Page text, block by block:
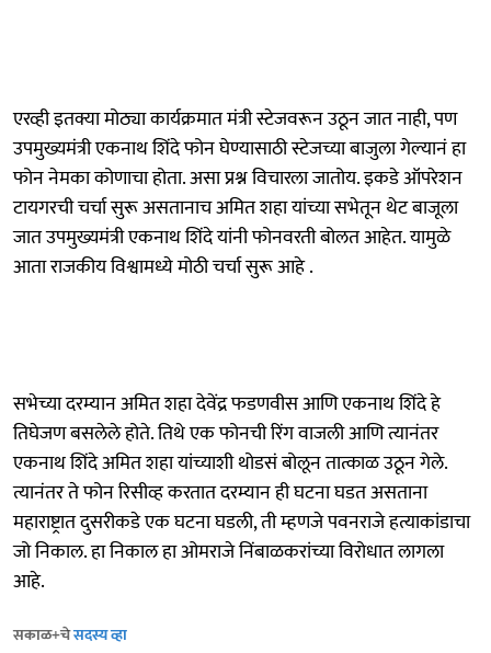
एरव्ही इतक्या मोठ्या कार्यक्रमात मंत्री स्टेजवरून उठून जात नाही, पण
उपमुख्यमंत्री एकनाथ शिंदे फोन घेण्यासाठी स्टेजच्या बाजुला गेल्यानं हा
फोन नेमका कोणाचा होता. असा प्रश्न विचारला जातोय. इकडे ऑपरेशन
टायगरची चर्चा सुरू असतानाच अमित शहा यांच्या सभेतून थेट बाजूला
जात उपमुख्यमंत्री एकनाथ शिंदे यांनी फोनवरती बोलत आहेत. यामुळे
आता राजकीय विश्वामध्ये मोठी चर्चा सुरू आहे .
सभेच्या दरम्यान अमित शहा देवेंद्र फडणवीस आणि एकनाथ शिंदे हे
तिघेजण बसलेले होते. तिथे एक फोनची रिंग वाजली आणि त्यानंतर
एकनाथ शिंदे अमित शहा यांच्याशी थोडसं बोलून तात्काळ उठून गेले.
त्यानंतर ते फोन रिसीव्ह करतात दरम्यान ही घटना घडत असताना
महाराष्ट्रात दुसरीकडे एक घटना घडली, ती म्हणजे पवनराजे हत्याकांडाचा
जो निकाल. हा निकाल हा ओमराजे निंबाळकरांच्या विरोधात लागला
आहे.
सकाळ+चेसदस्य व्हा